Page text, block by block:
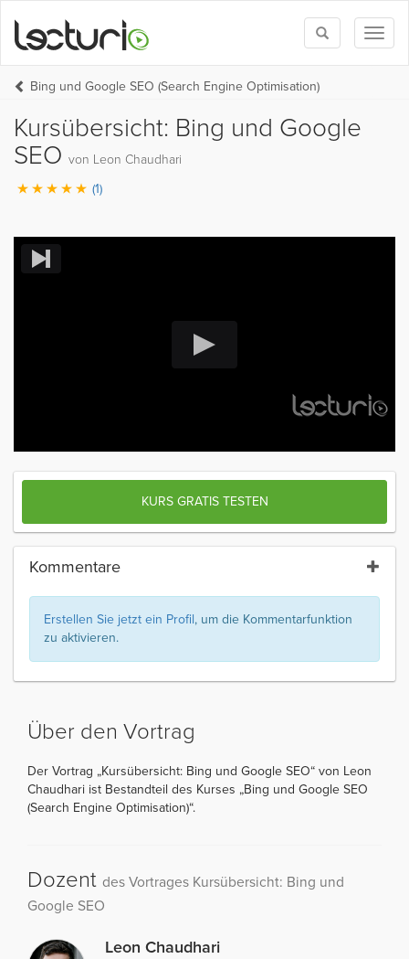
Toggle
search
Bing und Google SEO (Search Engine Optimisation)
Kursübersicht: Bing und Google
SEO von Leon Chaudhari
(1)
KURS GRATIS TESTEN
Kommentare
Erstellen Sie jetzt ein Profil, um die Kommentarfunktion
zu aktivieren.
Über den Vortrag
Der Vortrag „Kursübersicht: Bing und Google SEO“ von Leon
Chaudhari ist Bestandteil des Kurses „Bing und Google SEO
(Search Engine Optimisation)“.
Dozent des Vortrages Kursübersicht: Bing und
Google SEO
Leon Chaudhari